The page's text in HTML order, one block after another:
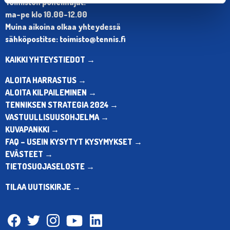
Toimiston puhelinajat:
ma-pe klo 10.00-12.00
Muina aikoina olkaa yhteydessä
sähköpostitse: toimisto@tennis.fi
KAIKKI YHTEYSTIEDOT →
ALOITA HARRASTUS →
ALOITA KILPAILEMINEN →
TENNIKSEN STRATEGIA 2024 →
VASTUULLISUUSOHJELMA →
KUVAPANKKI →
FAQ – USEIN KYSYTYT KYSYMYKSET →
EVÄSTEET →
TIETOSUOJASELOSTE →
TILAA UUTISKIRJE →